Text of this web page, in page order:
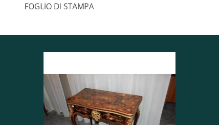
FOGLIO DI STAMPA